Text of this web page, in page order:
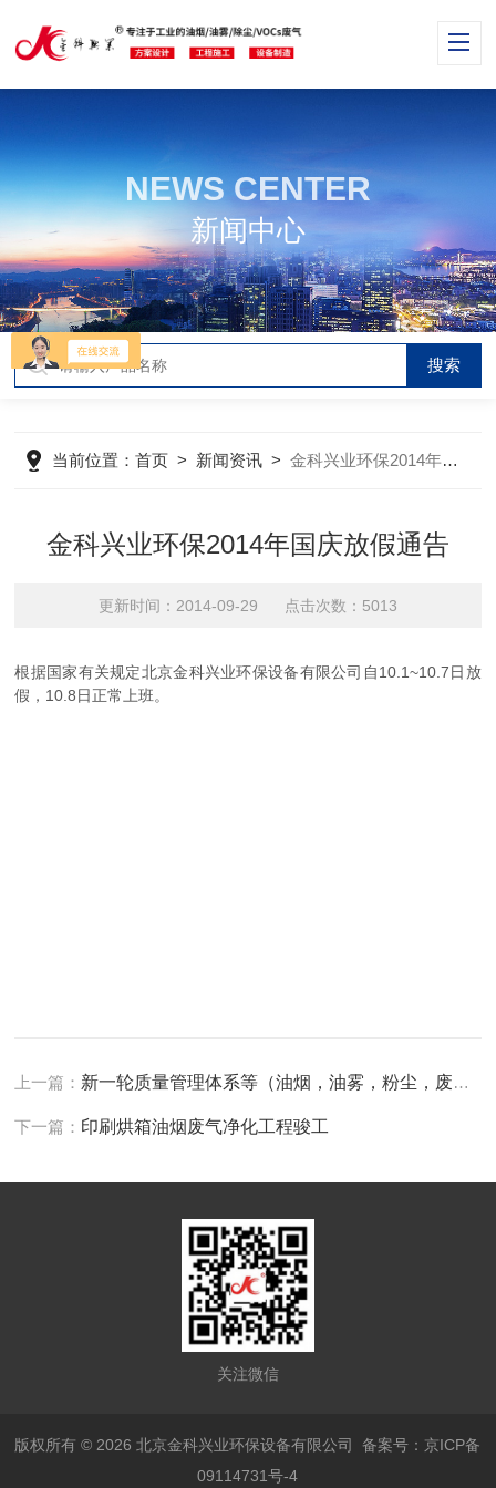
NEWS CENTER
新闻中心
当前位置：首页 > 新闻资讯 >金科兴业环保2014年国庆放假通告
金科兴业环保2014年国庆放假通告
更新时间：2014-09-29 点击次数：5013
根据国家有关规定北京金科兴业环保设备有限公司自10.1~10.7日放
假，10.8日正常上班。
上一篇： 新一轮质量管理体系等（油烟，油雾，粉尘，废气，除臭）
下一篇： 印刷烘箱油烟废气净化工程骏工
关注微信
版权所有 © 2026 北京金科兴业环保设备有限公司备案号：京ICP备
09114731号-4